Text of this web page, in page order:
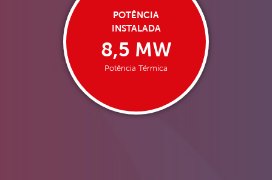
POTÊNCIA
INSTALADA
8,5 MW
Potência Térmica